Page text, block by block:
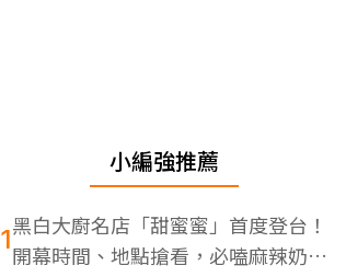
小編強推薦
1黑白大廚名店「甜蜜蜜」首度登台！
開幕時間、地點搶看，必嗑麻辣奶油